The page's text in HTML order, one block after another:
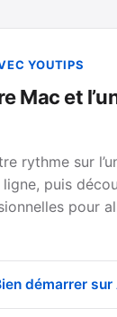
YOUTIPS
Mac et
rythme sur
puis
pour
démarrer sur